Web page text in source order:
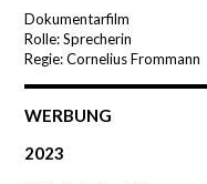
Dokumentarfilm
Rolle: Sprecherin
Regie: Cornelius Frommann
WERBUNG
2023